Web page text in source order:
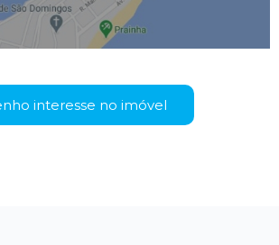
interesse no imóvel